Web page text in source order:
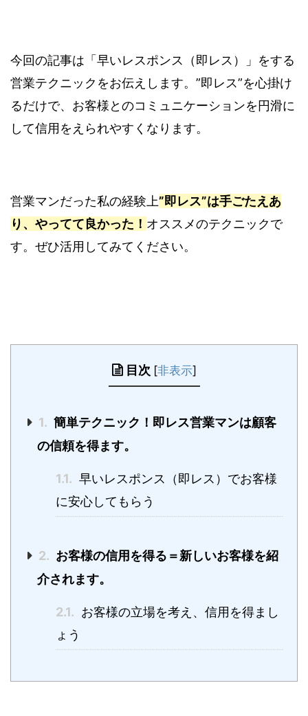
今回の記事は「早いレスポンス（即レス）」をする
営業テクニックをお伝えします。”即レス”を心掛け
るだけで、お客様とのコミュニケーションを円滑に
して信用をえられやすくなります。
営業マンだった私の経験上”即レス”は手ごたえあ
り、やってて良かった！ オススメのテクニックで
す。ぜひ活用してみてください。
目次 [非表示]
1. 簡単テクニック！即レス営業マンは顧客
の信頼を得ます。
1.1. 早いレスポンス（即レス）でお客様
に安心してもらう
2. お客様の信用を得る＝新しいお客様を紹
介されます。
2.1. お客様の立場を考え、信用を得まし
ょう